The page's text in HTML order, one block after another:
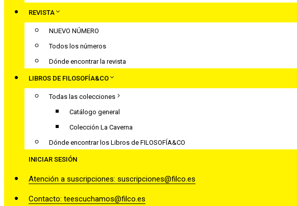
REVISTA
NUEVO NÚMERO
Todos los números
Dónde encontrar la revista
LIBROS DE FILOSOFÍA&CO
Todas las colecciones
Catálogo general
Colección La Caverna
Dónde encontrar los Libros de FILOSOFÍA&CO
INICIAR SESIÓN
Atención a suscripciones: suscripciones@filco.es
Contacto: teescuchamos@filco.es